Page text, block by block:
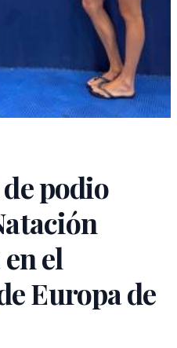
podio
el
Europa de